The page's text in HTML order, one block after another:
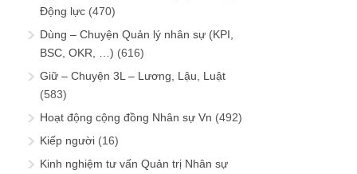
Động lực (470)
Dùng – Chuyện Quản lý nhân sự (KPI,
BSC, OKR, …) (616)
Giữ – Chuyện 3L – Lương, Lậu, Luật
(583)
Hoạt động cộng đồng Nhân sự Vn (492)
Kiếp người (16)
Kinh nghiệm tư vấn Quản trị Nhân sự